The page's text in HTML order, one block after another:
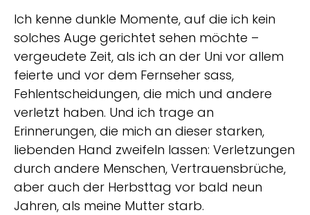
Ich kenne dunkle Momente, auf die ich kein
solches Auge gerichtet sehen möchte –
vergeudete Zeit, als ich an der Uni vor allem
feierte und vor dem Fernseher sass,
Fehlentscheidungen, die mich und andere
verletzt haben. Und ich trage an
Erinnerungen, die mich an dieser starken,
liebenden Hand zweifeln lassen: Verletzungen
durch andere Menschen, Vertrauensbrüche,
aber auch der Herbsttag vor bald neun
Jahren, als meine Mutter starb.